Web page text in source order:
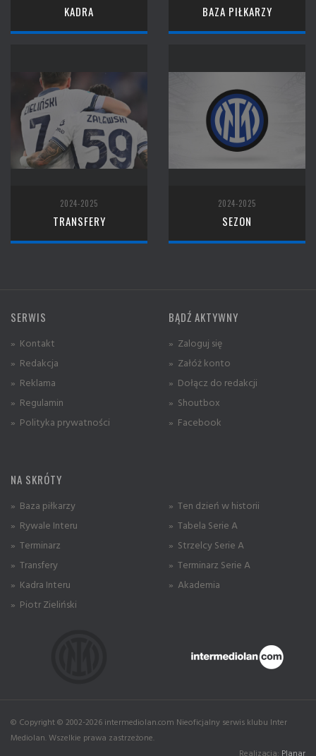
KADRA BAZA PIŁKARZY
2024-2025
TRANSFERY
2024-2025
SEZON
SERWIS
» Kontakt
» Redakcja
» Reklama
» Regulamin
» Polityka prywatności
BĄDŹ AKTYWNY
» Zaloguj się
» Załóż konto
» Dołącz do redakcji
» Shoutbox
» Facebook
NA SKRÓTY
» Baza piłkarzy
» Rywale Interu
» Terminarz
» Transfery
» Kadra Interu
» Piotr Zieliński
» Ten dzień w historii
» Tabela Serie A
» Strzelcy Serie A
» Terminarz Serie A
» Akademia
© Copyright © 2002-2026 intermediolan.com Nieoficjalny serwis klubu Inter
Mediolan. Wszelkie prawa zastrzeżone.
Realizacja: Planar